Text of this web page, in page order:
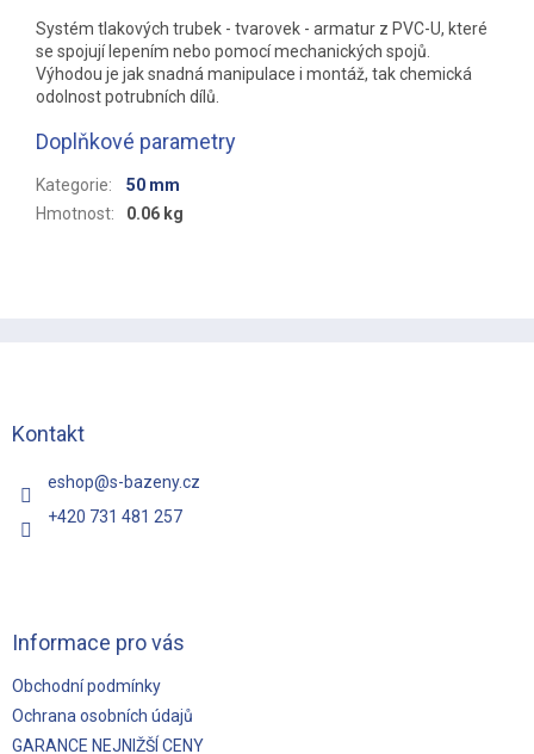
Systém tlakových trubek - tvarovek - armatur z PVC-U, které
se spojují lepením nebo pomocí mechanických spojů.
Výhodou je jak snadná manipulace i montáž, tak chemická
odolnost potrubních dílů.
Doplňkové parametry
Kategorie:
50 mm
Hmotnost: 0.06 kg
Kontakt
eshop@s-bazeny.cz
+420 731 481 257
Informace pro vás
Obchodní podmínky
Ochrana osobních údajů
GARANCE NEJNIŽŠÍ CENY